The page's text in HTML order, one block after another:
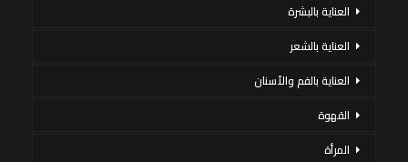
العناية بالبشرة
العناية بالشعر
العناية بالفم والأسنان
القهوة
المرأة